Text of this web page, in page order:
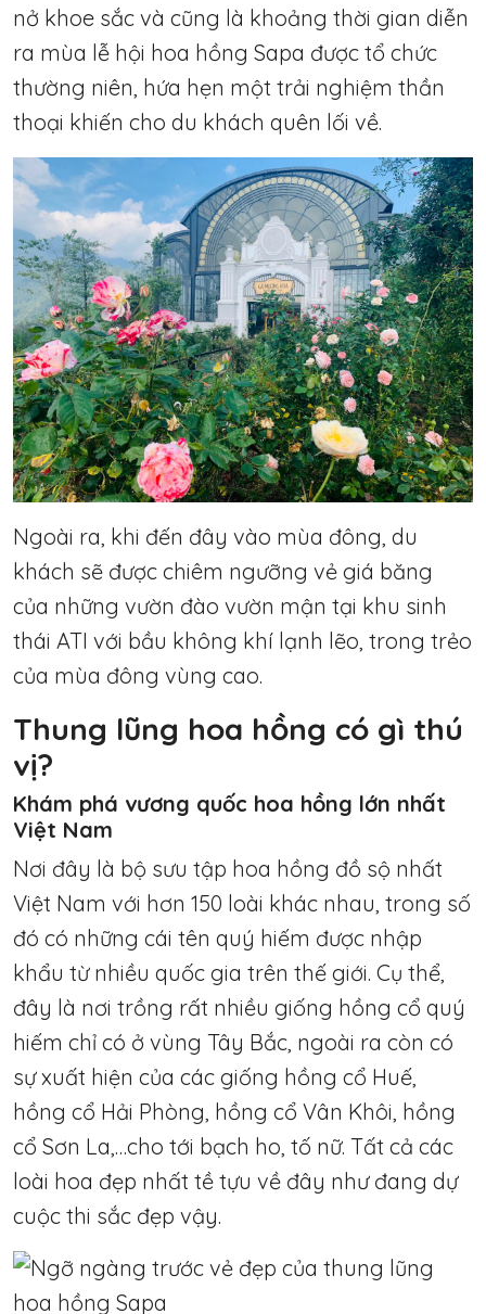
nở khoe sắc và cũng là khoảng thời gian diễn
ra mùa lễ hội hoa hồng Sapa được tổ chức
thường niên, hứa hẹn một trải nghiệm thần
thoại khiến cho du khách quên lối về.
Ngoài ra, khi đến đây vào mùa đông, du
khách sẽ được chiêm ngưỡng vẻ giá băng
của những vườn đào vườn mận tại khu sinh
thái ATI với bầu không khí lạnh lẽo, trong trẻo
của mùa đông vùng cao.
Thung lũng hoa hồng có gì thú
vị?
Khám phá vương quốc hoa hồng lớn nhất
Việt Nam
Nơi đây là bộ sưu tập hoa hồng đồ sộ nhất
Việt Nam với hơn 150 loài khác nhau, trong số
đó có những cái tên quý hiếm được nhập
khẩu từ nhiều quốc gia trên thế giới. Cụ thể,
đây là nơi trồng rất nhiều giống hồng cổ quý
hiếm chỉ có ở vùng Tây Bắc, ngoài ra còn có
sự xuất hiện của các giống hồng cổ Huế,
hồng cổ Hải Phòng, hồng cổ Vân Khôi, hồng
cổ Sơn La,…cho tới bạch ho, tố nữ. Tất cả các
loài hoa đẹp nhất tề tựu về đây như đang dự
cuộc thi sắc đẹp vậy.